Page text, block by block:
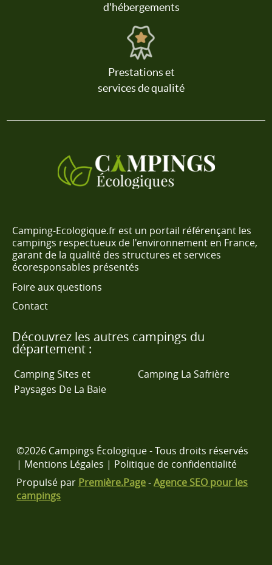
d'hébergements
Prestations et
services de qualité
Camping-Ecologique.fr est un portail référençant les
campings respectueux de l'environnement en France,
garant de la qualité des structures et services
écoresponsables présentés
Foire aux questions
Contact
Découvrez les autres campings du
département :
Camping Sites et
Paysages De La Baie
Camping La Safrière
©2026 Campings Écologique - Tous droits réservés
| Mentions Légales | Politique de confidentialité
Propulsé par Première.Page-Agence SEO pour les
campings